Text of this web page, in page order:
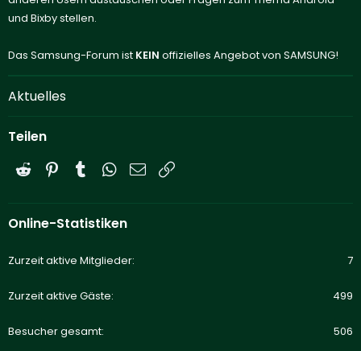
und Bixby stellen.
Das Samsung-Forum ist KEIN offizielles Angebot von SAMSUNG!
Aktuelles
Teilen
Reddit PinterestTumblrWhatsApp
E-Mail
Online-Statistiken
Zurzeit aktive Mitglieder 7
Zurzeit aktive Gäste 499
Besucher gesamt 506